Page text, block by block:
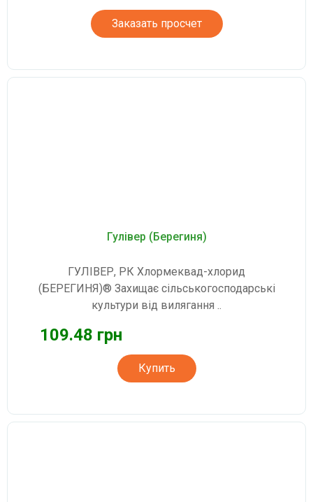
Заказать просчет
Гулівер (Берегиня)
ГУЛІВЕР, РК Хлормеквад-хлорид
(БЕРЕГИНЯ)® Захищає сільськогосподарські
культури від вилягання ..
109.48 грн
Купить